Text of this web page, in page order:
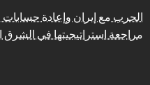
الحرب مع إيران وإعادة
مراجعة استراتيجيتها في